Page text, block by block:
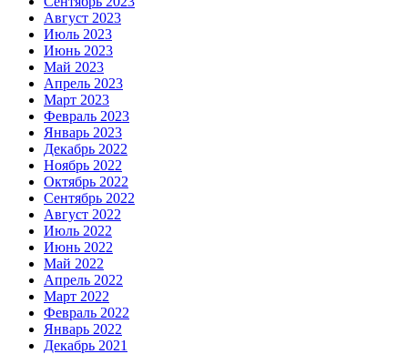
Август 2023
Июль 2023
Июнь 2023
Май 2023
Апрель 2023
Март 2023
Февраль 2023
Январь 2023
Декабрь 2022
Ноябрь 2022
Октябрь 2022
Сентябрь 2022
Август 2022
Июль 2022
Июнь 2022
Май 2022
Апрель 2022
Март 2022
Февраль 2022
Январь 2022
Декабрь 2021